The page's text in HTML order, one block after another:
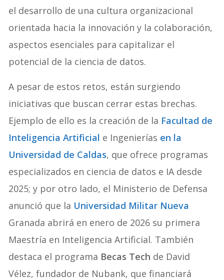
el desarrollo de una cultura organizacional
orientada hacia la innovación y la colaboración,
aspectos esenciales para capitalizar el
potencial de la ciencia de datos.
A pesar de estos retos, están surgiendo
iniciativas que buscan cerrar estas brechas.
Ejemplo de ello es la creación de la Facultad de
Inteligencia Artificial e Ingenierías en la
Universidad de Caldas, que ofrece programas
especializados en ciencia de datos e IA desde
2025; y por otro lado, el Ministerio de Defensa
anunció que la Universidad Militar Nueva
Granada abrirá en enero de 2026 su primera
Maestría en Inteligencia Artificial. También
destaca el programa Becas Tech de David
Vélez, fundador de Nubank, que financiará